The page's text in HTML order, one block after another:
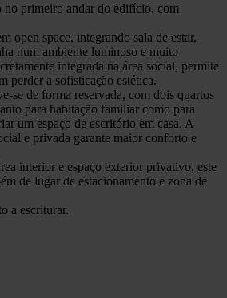
no primeiro andar do edifício, com
open space, integrando sala de estar,
num ambiente luminoso e muito
integrada na área social, permite
perder a sofisticação estética.
se de forma reservada, com dois quartos
para habitação familiar como para
um espaço de escritório em casa. A
e privada garante maior conforto e
interior e espaço exterior privativo, este
de lugar de estacionamento e zona de
a escriturar.